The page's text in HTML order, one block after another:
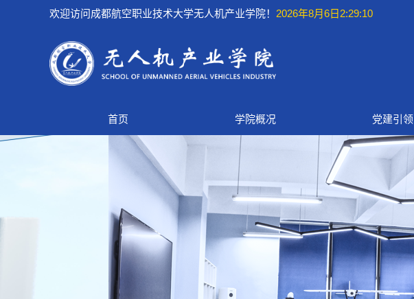
欢迎访问成都航空职业技术大学无人机产业学院！ 2026年8月6日2:29:11
首页 学院概况 党建引领